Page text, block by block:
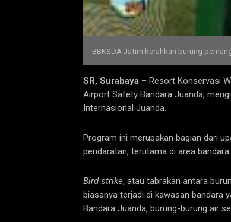
BBKSDA Jatim kerahkan burung
SR, Surabaya – Resort Konservasi
Airport Safety Bandara Juanda,
Internasional Juanda.
Program ini merupakan bagian dari
pendaratan, terutama di area
Bird strike, atau tabrakan antara
biasanya terjadi di kawasan bandara
Bandara Juanda, burung-burung air